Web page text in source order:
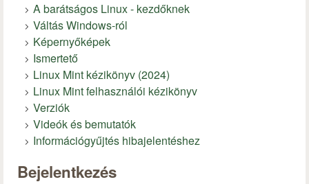
A barátságos Linux - kezdőknek
Váltás Windows-ról
Képernyőképek
Ismertető
Linux Mint kézikönyv (2024)
Linux Mint felhasználói kézikönyv
Verziók
Videók és bemutatók
Információgyűjtés hibajelentéshez
Bejelentkezés